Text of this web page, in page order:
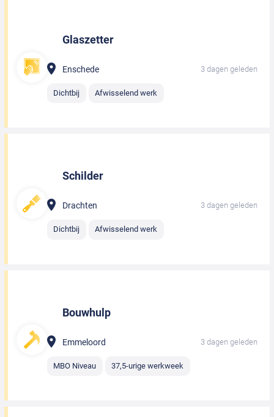
Glaszetter
Enschede 3 dagen geleden
Dichtbij Afwisselend werk
Schilder
Drachten 3 dagen geleden
Dichtbij Afwisselend werk
Bouwhulp
Emmeloord 3 dagen geleden
MBO Niveau 37,5-urige werkweek